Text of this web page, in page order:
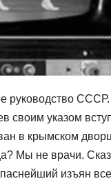
руководство
своим указом
в крымском
Мы не врачи.
изъян